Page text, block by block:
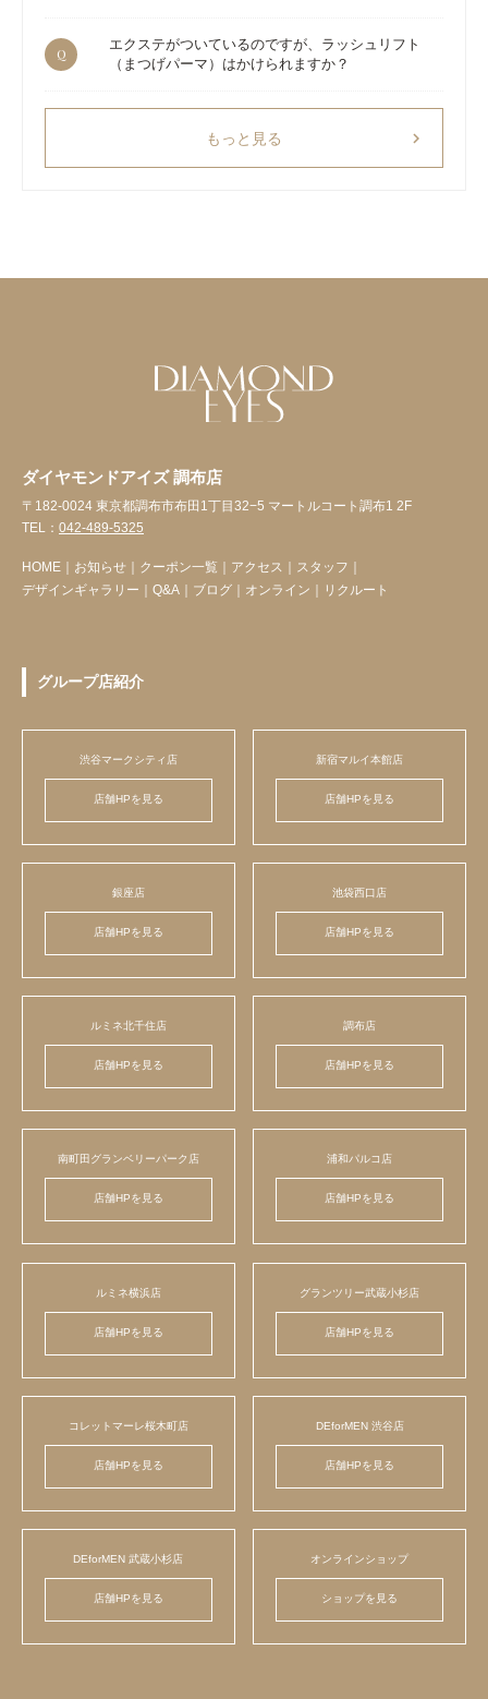
Q
エクステがついているのですが、ラッシュリフト
（まつげパーマ）はかけられますか？
もっと見る chevron_right
ダイヤモンドアイズ 調布店
〒182-0024 東京都調布市布田1丁目32−5 マートルコート調布1 2F
TEL： 042-489-5325
HOME ｜ お知らせ ｜ クーポン一覧 ｜ アクセス ｜ スタッフ ｜
デザインギャラリー ｜ Q&A ｜ ブログ ｜ オンライン ｜ リクルート
グループ店紹介
渋谷マークシティ店
店舗HPを見る
新宿マルイ本館店
店舗HPを見る
銀座店
店舗HPを見る
池袋西口店
店舗HPを見る
ルミネ北千住店
店舗HPを見る
調布店
店舗HPを見る
南町田グランベリーパーク店
店舗HPを見る
浦和パルコ店
店舗HPを見る
ルミネ横浜店
店舗HPを見る
グランツリー武蔵小杉店
店舗HPを見る
コレットマーレ桜木町店
店舗HPを見る
DEforMEN 渋谷店
店舗HPを見る
DEforMEN 武蔵小杉店
店舗HPを見る
オンラインショップ
ショップを見る